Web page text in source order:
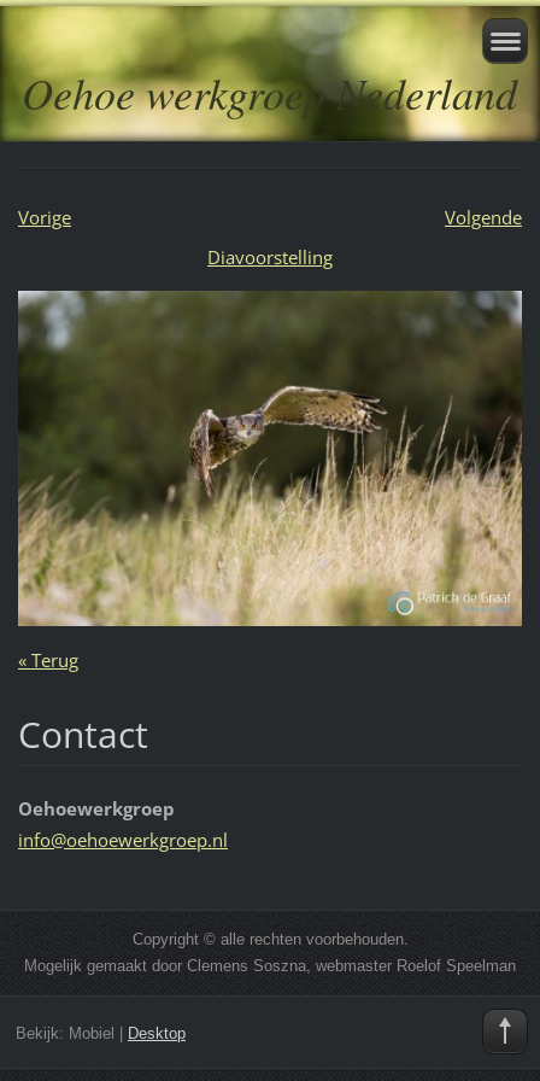
Oehoe werkgroep Nederland
Vorige
Volgende
Diavoorstelling
« Terug
Contact
Oehoewerkgroep
info@oehoewerkgroep.nl
Copyright © alle rechten voorbehouden.
Mogelijk gemaakt door Clemens Soszna, webmaster Roelof Speelman
Bekijk: Mobiel | Desktop